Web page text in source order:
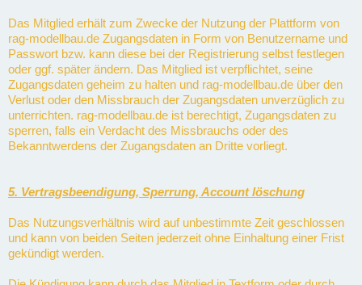
Das Mitglied erhält zum Zwecke der Nutzung der Plattform von
rag-modellbau.de Zugangsdaten in Form von Benutzername und
Passwort bzw. kann diese bei der Registrierung selbst festlegen
oder ggf. später ändern. Das Mitglied ist verpflichtet, seine
Zugangsdaten geheim zu halten und rag-modellbau.de über den
Verlust oder den Missbrauch der Zugangsdaten unverzüglich zu
unterrichten. rag-modellbau.de ist berechtigt, Zugangsdaten zu
sperren, falls ein Verdacht des Missbrauchs oder des
Bekanntwerdens der Zugangsdaten an Dritte vorliegt.
5. Vertragsbeendigung, Sperrung, Account löschung
Das Nutzungsverhältnis wird auf unbestimmte Zeit geschlossen
und kann von beiden Seiten jederzeit ohne Einhaltung einer Frist
gekündigt werden.